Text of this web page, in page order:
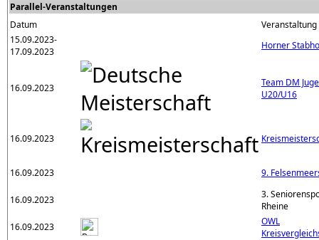
Parallel-Veranstaltungen
Datum
Veranstaltung
15.09.2023-
17.09.2023
Horner
16.09.2023
Team DM
U20/U16
16.09.2023
16.09.2023 9.
16.09.2023
3.
Rheine
16.09.2023
OWL